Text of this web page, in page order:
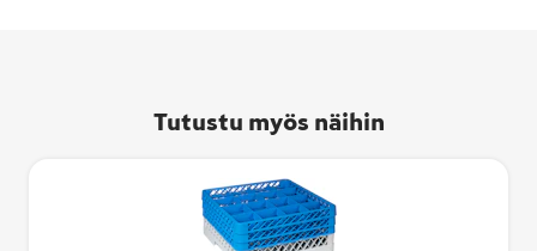
Tutustu myös näihin